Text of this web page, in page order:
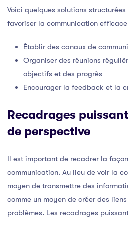
Voici quelques solutions
favoriser la communication
Établir des canaux de
Organiser des réunions
objectifs et des progrès
Encourager la feedback et la
Recadrages
de perspective
Il est important de recadrer la
communication. Au lieu de voir la
moyen de transmettre des
comme un moyen de créer des
problèmes. Les recadrages